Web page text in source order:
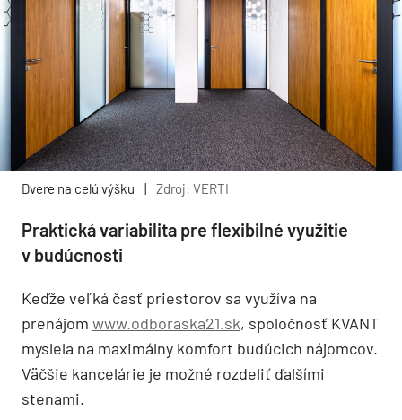
Dvere na celú výšku | Zdroj: VERTI
Praktická variabilita pre flexibilné využitie
v budúcnosti
Keďže veľká časť priestorov sa využíva na
prenájom www.odboraska21.sk, spoločnosť KVANT
myslela na maximálny komfort budúcich nájomcov.
Väčšie kancelárie je možné rozdeliť ďalšími
stenami.